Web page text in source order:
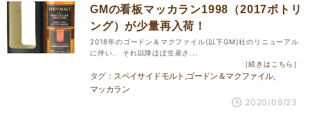
GMの看板マッカラン1998（2017ボトリ
ング）が少量再入荷！
2018年のゴードン＆マクファイル(以下GM)社のリニューアル
に伴い、 それ以降ほぼ生産さ...
［続きはこちら］
スペイサイドモルト ゴードン＆マクファイル
マッカラン
2020/09/23